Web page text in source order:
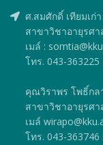
ศ.สมศักดิ์ เทียมเก่า
สาขาวิชาอายุรศ
เมล์ :
โทร. 043-363225
คุณวิราพร โพธิ์กล
สาขาวิชาอายุรศ
เมล์
โทร. 043-363746